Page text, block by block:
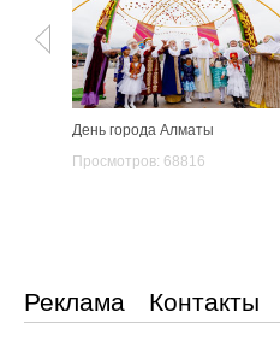
День города Алматы
Просмотров: 68816
Реклама Контакты